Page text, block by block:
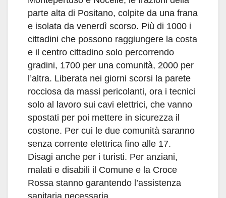
parte alta di Positano, colpite da una frana
e isolata da venerdì scorso. Più di 1000 i
cittadini che possono raggiungere la costa
e il centro cittadino solo percorrendo
gradini, 1700 per una comunità, 2000 per
l’altra. Liberata nei giorni scorsi la parete
rocciosa da massi pericolanti, ora i tecnici
solo al lavoro sui cavi elettrici, che vanno
spostati per poi mettere in sicurezza il
costone. Per cui le due comunità saranno
senza corrente elettrica fino alle 17.
Disagi anche per i turisti. Per anziani,
malati e disabili il Comune e la Croce
Rossa stanno garantendo l’assistenza
sanitaria necessaria.